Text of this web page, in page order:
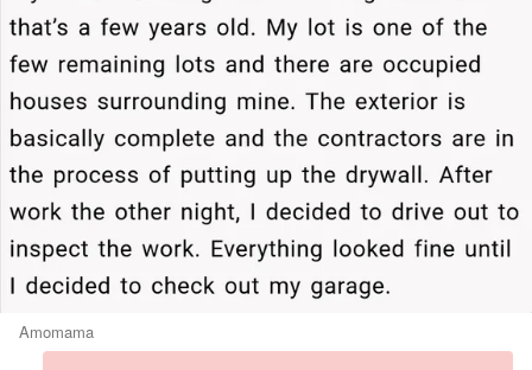
Amomama